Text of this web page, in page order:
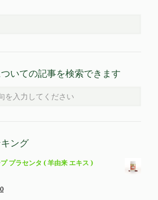
いての記事を検索できます
ング
プラセンタ ( 羊由来 エキス )
現